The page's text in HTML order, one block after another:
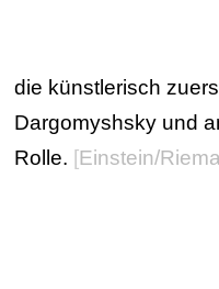
die künstlerisch
Dargomyshsky und
Rolle. [Einstein/